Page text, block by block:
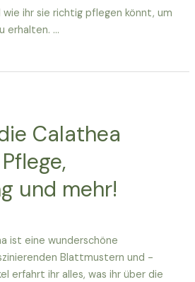
ihr sie richtig pflegen könnt, um
erhalten. …
Calathea
und mehr!
ist eine wunderschöne
Blattmustern und -
erfahrt ihr alles, was ihr über die